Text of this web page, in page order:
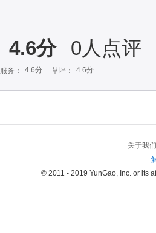
4.6分 0人点评
服务： 4.6分 草坪： 4.6分
关于我们
© 2011 - 2019 YunGao, Inc. or its